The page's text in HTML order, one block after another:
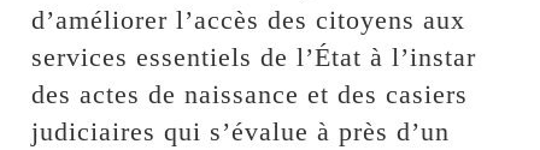
d’améliorer l’accès des citoyens aux
services essentiels de l’État à l’instar
des actes de naissance et des casiers
judiciaires qui s’évalue à près d’un